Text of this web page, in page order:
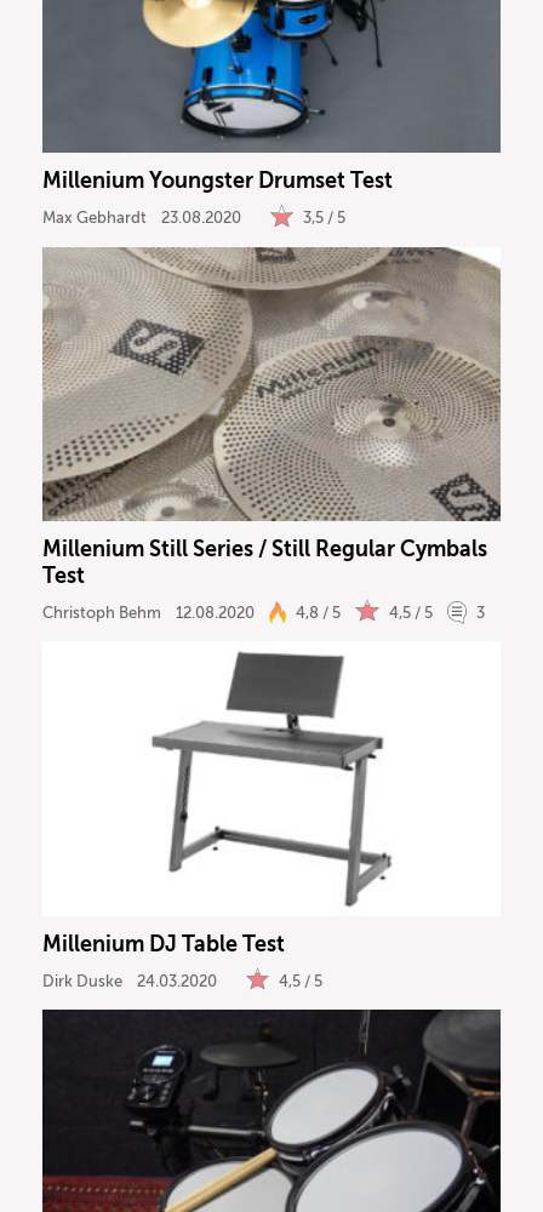
Millenium Youngster Drumset Test
Max Gebhardt 23.08.2020 3,5 / 5
Millenium Still Series / Still Regular Cymbals
Test
Christoph Behm 12.08.2020 4,8 / 5 4,5 / 5 3
Millenium DJ Table Test
Dirk Duske 24.03.2020 4,5 / 5